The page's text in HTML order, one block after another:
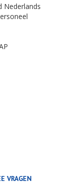
Nederlands
VRAGEN